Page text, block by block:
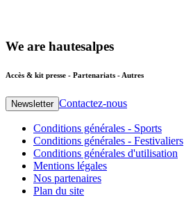
We are hautesalpes
Accès & kit presse - Partenariats - Autres
Newsletter Contactez-nous
Conditions générales - Sports
Conditions générales - Festivaliers
Conditions générales d'utilisation
Mentions légales
Nos partenaires
Plan du site